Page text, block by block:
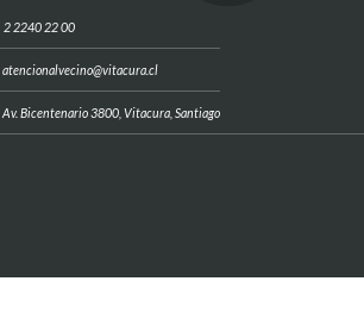
2 2240 22 00
atencionalvecino@vitacura.cl
Av. Bicentenario 3800, Vitacura, Santiago